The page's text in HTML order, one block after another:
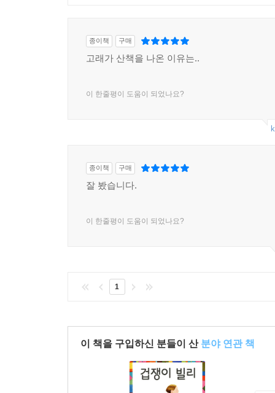
종이책 구매
고래가 산책을 나온 이유는..
이 한줄평이 도움이 되었나요?
종이책 구매
잘 봤습니다.
이 한줄평이 도움이 되었나요?
1
이 책을 구입하신 분들이 산 분야 연관 책